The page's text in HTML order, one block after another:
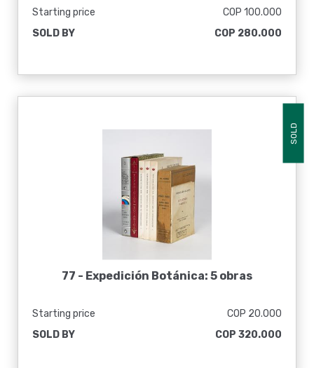
Starting price
COP 100.000
SOLD BY
COP 280.000
SOLD
77 - Expedición Botánica: 5 obras
Starting price
COP 20.000
SOLD BY
COP 320.000